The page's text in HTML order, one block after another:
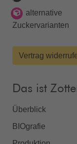
alternative
Zuckervarianten
Vertrag
Das ist
Überblick
BIOgrafie